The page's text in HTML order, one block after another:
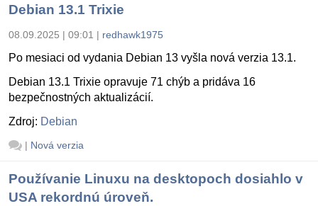
Debian 13.1 Trixie
08.09.2025 | 09:01 | redhawk1975
Po mesiaci od vydania Debian 13 vyšla nová verzia 13.1.
Debian 13.1 Trixie opravuje 71 chýb a pridáva 16
bezpečnostných aktualizácií.
Zdroj: Debian
| Nová verzia
Používanie Linuxu na desktopoch dosiahlo v
USA rekordnú úroveň.